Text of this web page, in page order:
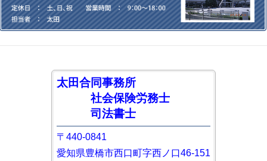
太田合同事務所
社会保険労務士
司法書士
〒440-0841
愛知県豊橋市西口町字西ノ口46-151